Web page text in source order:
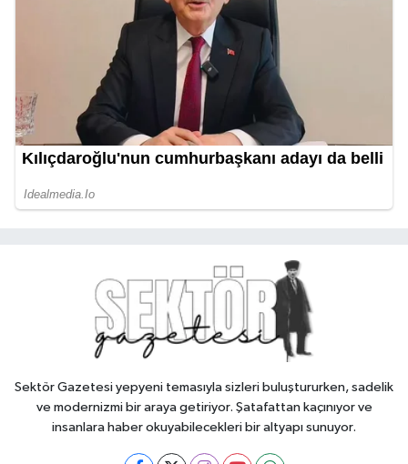
Sektör Gazetesi yepyeni temasıyla sizleri buluştururken, sadelik
ve modernizmi bir araya getiriyor. Şatafattan kaçınıyor ve
insanlara haber okuyabilecekleri bir altyapı sunuyor.